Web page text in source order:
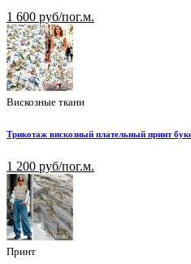
1 600 руб/пог.м.
Вискозные ткани
Трикотаж вискозный плательный принт
1 200 руб/пог.м.
Принт